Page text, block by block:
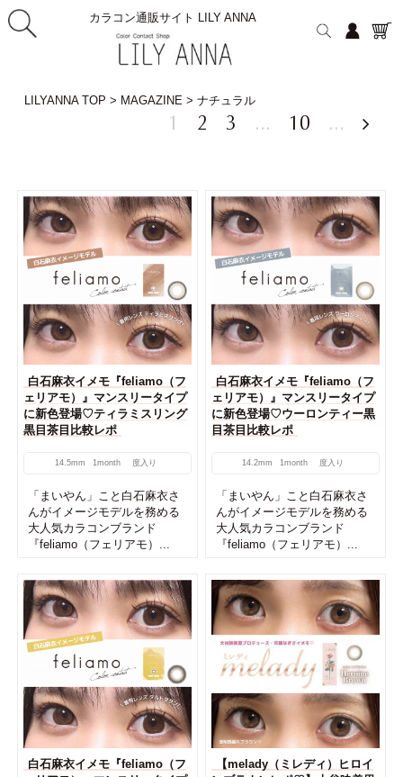
カラコン通販サイト LILY ANNA
LILYANNA TOP > MAGAZINE> ナチュラル
1 2 3 ... 10 ... 
白石麻衣イメモ『feliamo（フ
ェリアモ）』マンスリータイプ
に新色登場♡ティラミスリング
黒目茶目比較レポ
14.5mm 1month 度入り
「まいやん」こと白石麻衣さ
んがイメージモデルを務める
大人気カラコンブランド
『feliamo（フェリアモ）...
白石麻衣イメモ『feliamo（フ
ェリアモ）』マンスリータイプ
に新色登場♡ウーロンティー黒
目茶目比較レポ
14.2mm 1month 度入り
「まいやん」こと白石麻衣さ
んがイメージモデルを務める
大人気カラコンブランド
『feliamo（フェリアモ）...
白石麻衣イメモ『feliamo（フ
【melady（ミレディ）ヒロイ